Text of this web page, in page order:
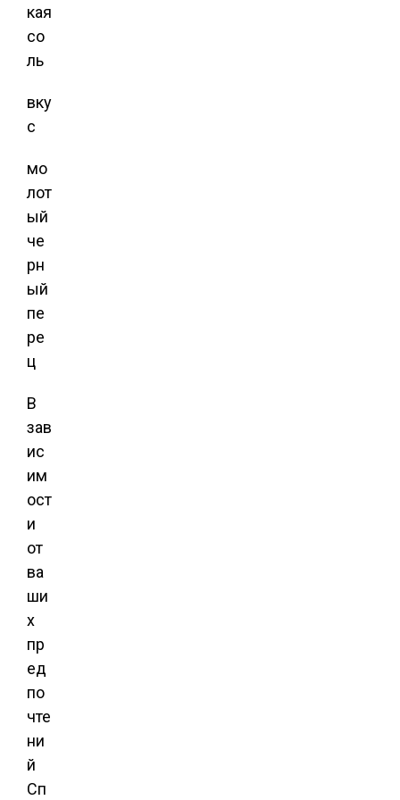
кая
со
ль
вку
с
мо
лот
ый
че
рн
ый
пе
ре
ц
В
зав
ис
им
ост
и
от
ва
ши
х
пр
ед
по
чте
ни
й
Сп